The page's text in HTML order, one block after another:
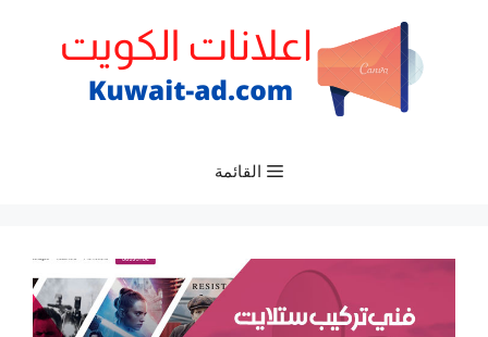
القائمة